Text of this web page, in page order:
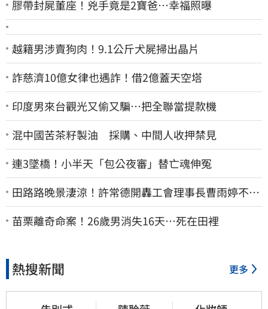
膠帶封屍董座！兇手竟是2寶爸…幸福照曝
越籍男涉賣狗肉！9.1公斤犬屍掃出晶片
詐慈濟10億女律也遇詐！借2億蓋天空塔
印度男來台觀光又偷又騙…把全聯當提款機
混中國苦茶籽製油 採購、中間人收押禁見
連3墜橋！小半天「包公夜審」替亡魂伸冤
田路路晚景淒涼！許常德開轟工會理事長曹雨婷不忍
了：別只包紅包慰問
苗栗離奇命案！26歲男消失16天…死在田裡
熱搜新聞 更多